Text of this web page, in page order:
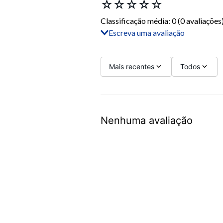
☆☆☆☆☆
Classificação média: 0(0
Escreva uma avaliação
Título
Avalie o produto de 1 a 5 estrelas
Seu nome
Mais recentes Todos
Nenhuma avaliação